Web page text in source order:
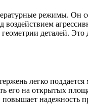
режимы. Он
деталей. Это
легко
его на открытых
повышает надежность